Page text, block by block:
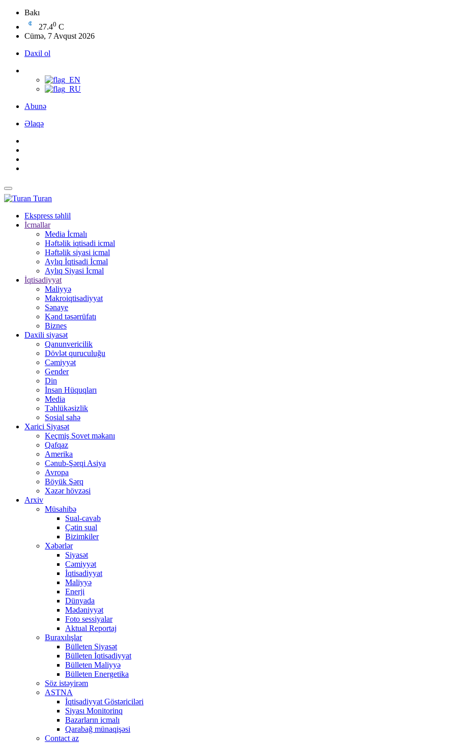
Bakı
27.40 C
Cümə, 7 Avqust 2026
Daxil ol
Abunə
Əlaqə
Turan
Ekspress təhlil
İcmallar
Media İcmalı
Həftəlik iqtisadi icmal
Həftəlik siyasi icmal
Aylıq İqtisadi İcmal
Aylıq Siyasi İcmal
İqtisadiyyat
Maliyyə
Makroiqtisadiyyat
Sənaye
Kənd təsərrüfatı
Biznes
Daxili siyasət
Qanunvericilik
Dövlət quruculuğu
Cəmiyyət
Gender
Din
İnsan Hüquqları
Media
Təhlükəsizlik
Sosial sahə
Xarici Siyasət
Keçmiş Sovet məkanı
Qafqaz
Amerika
Cənub-Şərqi Asiya
Avropa
Böyük Şərq
Xəzər hövzəsi
Arxiv
Müsahibə
Sual-cavab
Çətin sual
Bizimkiler
Xəbərlər
Siyasət
Cəmiyyət
İqtisadiyyat
Maliyyə
Enerji
Dünyada
Mədəniyyət
Foto sessiyalar
Aktual Reportaj
Buraxılışlar
Bülleten Siyasət
Bülleten İqtisadiyyat
Bülleten Maliyyə
Bülleten Energetika
Söz istəyirəm
ASTNA
İqtisadiyyat Göstəriciləri
Siyası Monitorinq
Bazarların icmalı
Qarabağ münaqişəsi
Contact az